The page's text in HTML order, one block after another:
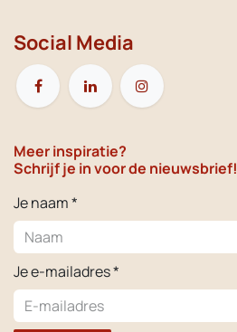
Social Media
Meer inspiratie?
Schrijf je in voor de nieuwsbrief!
Je naam *
Je e-mailadres *